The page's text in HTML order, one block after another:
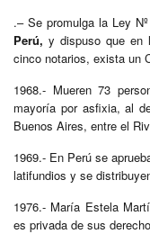
.– Se promulga la Ley
Perú, y dispuso que en
cinco notarios, exista un
1968.- Mueren 73
mayoría por asfixia, al
Buenos Aires, entre el
1969.- En Perú se
latifundios y se
1976.- María Estela
es privada de sus